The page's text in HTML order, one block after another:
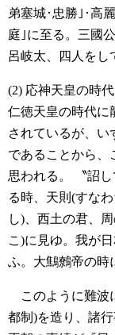
弟塞城･忠勝｣･高
庭｣に至る。三國
呂岐太、四人をし
(2) 応神天皇の時
仁徳天皇の時代に
されているが、い
であることから、
思われる。
〝詔
る時、天則(すな
し)、西土の君、
こ)に見ゆ。我が
ふ。大鷦鷯帝の時
このように難波
都制)を造り、諸